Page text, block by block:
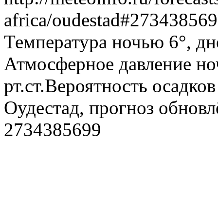
africa/
Температура ночью 6°,
Атмосферное давление
рт.ст.Вероятность
Оудестад, прогноз
2734385699